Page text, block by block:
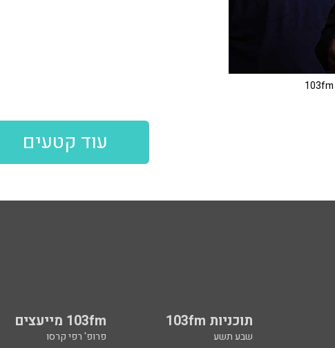
עוד קטעים
תוכניות 103fm 103fm מייעצים
שבע תשע פרופ' רפי קרסו